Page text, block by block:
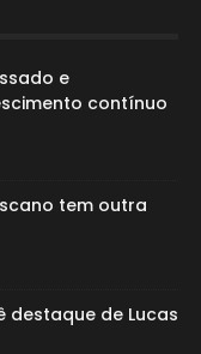
e
contínuo
tem outra
destaque de Lucas